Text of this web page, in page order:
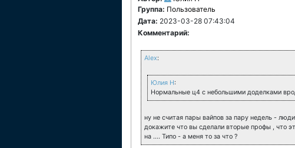
Группа: Пользователь
Дата: 2023-03-28 07:43:04
Комментарий:
Alex:
Юлия Н:
Нормальные ц4 с небольшими доделками
ну не считая пары вайпов за пару недель -
докажите что вы сделали вторые профы , что
на .... Типо - а меня то за что ?